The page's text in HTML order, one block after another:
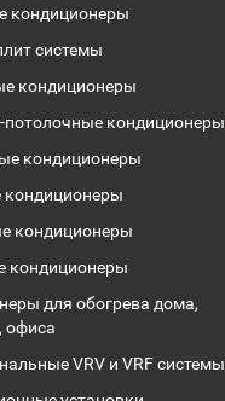
кондиционеры
системы
кондиционеры
потолочные кондиционеры
кондиционеры
кондиционеры
кондиционеры
для обогрева дома,
офиса
VRV и VRF системы